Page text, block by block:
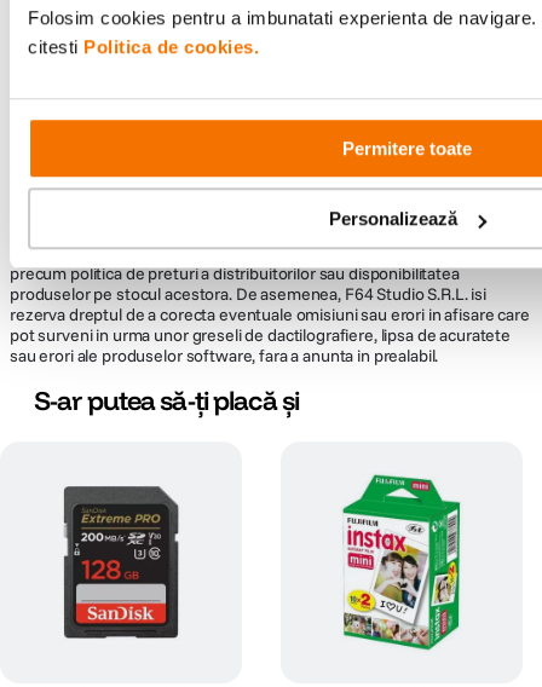
Folosim cookies pentru a imbunatati experienta de
citesti Politica de cookies.
Permitere toate
Personalizează
Informatii conformitate produs
Descrierea bunurilor sau a serviciilor disponibile pe
imagini, video etc.) nu reprezinta o obligatie contractuala din partea F64,
acestea fiind utilizate exclusiv cu titlu de prezentare. Implicit F64 Studio
S.R.L. nu isi asuma raspunderea pentru eventualele erori de pret sau
stoc. Aceste erori nu obliga F64 Studio S.R.L. la nicio actiune. Preturile si
disponibilitatea produselor comercializate de catre F64 Studio SRL pot
suferi modificari ulterioare, acest lucru fiind influentat de factori externi
precum politica de preturi a distribuitorilor sau disponibilitatea
produselor pe stocul acestora. De asemenea, F64 Studio S.R.L. isi
rezerva dreptul de a corecta eventuale omisiuni sau erori in afisare care
pot surveni in urma unor greseli de dactilografiere, lipsa de acuratete
sau erori ale produselor software, fara a anunta in prealabil.
S-ar putea să-ți placă și